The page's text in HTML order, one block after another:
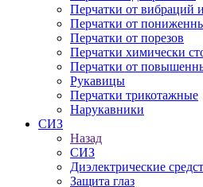
Перчатки от вибраций
Перчатки от
Перчатки от порезов
Перчатки химически
Перчатки от
Рукавицы
Перчатки трикотажные
Нарукавники
СИЗ
Назад
СИЗ
Диэлектрические
Защита глаз